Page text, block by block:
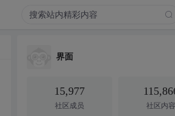
界面
15,977
社区成员 社区内容